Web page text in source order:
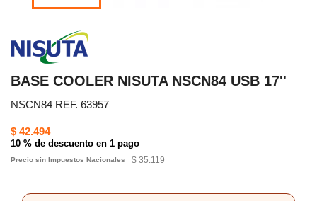
BASE COOLER NISUTA NSCN84 USB 17''
NSCN84 REF. 63957
$ 42.494
10 % de descuento en 1 pago
Precio sin Impuestos Nacionales $ 35.119